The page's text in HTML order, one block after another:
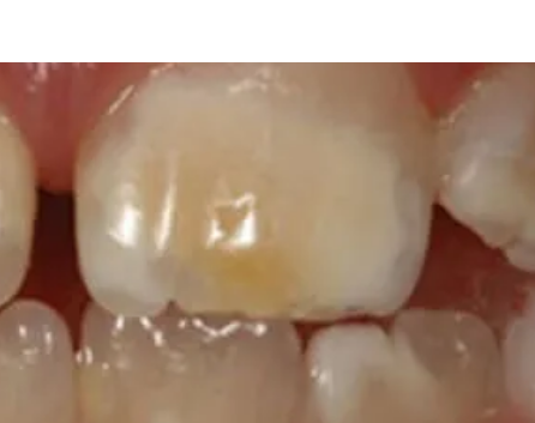
твърдосплавни борери
перфиерия ендодонтия
Busch дентален микроскоп
стоматология Стоматологично оборудване